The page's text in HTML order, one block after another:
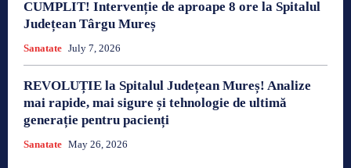
CUMPLIT! Intervenție de aproape 8 ore la Spitalul
Județean Târgu Mureș
Sanatate July 7, 2026
REVOLUȚIE la Spitalul Județean Mureș! Analize
mai rapide, mai sigure și tehnologie de ultimă
generație pentru pacienți
Sanatate May 26, 2026